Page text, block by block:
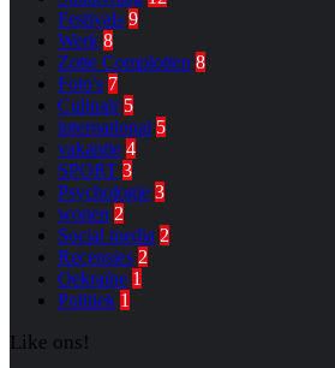
Festivals 9
Werk 8
Zotte Complotten 8
Foto's 7
Culinair 5
international 5
vakantie 4
SPORT 3
Psychologie 3
wonen 2
Social media 2
Recensies 2
Oekraïne 1
Politiek 1
Like ons!